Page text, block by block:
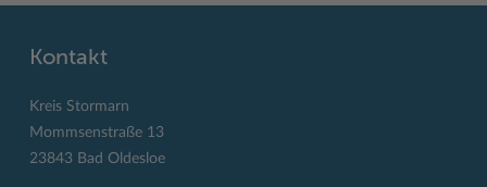
Kontakt
Kreis Stormarn
Mommsenstraße 13
23843 Bad Oldesloe